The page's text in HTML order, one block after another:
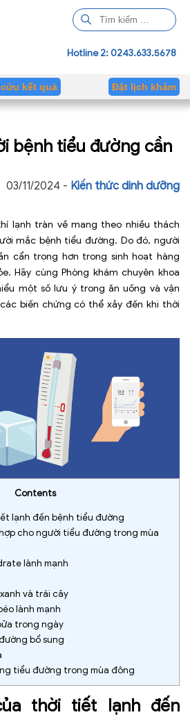
ì
m
h
Hotline 2: 0243.633.5678
cứu kết quả Đặt lịch khám
bệnh tiểu đường cần
03/11/2024 - Kiến thức dinh dưỡng
lạnh tràn về mang theo nhiều thách
mắc bệnh tiểu đường. Do đó, người
cẩn trọng hơn trong sinh hoạt hàng
Hãy cùng Phòng khám chuyên khoa
một số lưu ý trong ăn uống và vận
biến chứng có thể xảy đến khi thời
Contents
lạnh đến bệnh tiểu đường
cho người tiểu đường trong mùa
lành mạnh
và trái cây
lành mạnh
trong ngày
bổ sung
tiểu đường trong mùa đông
thời tiết lạnh đến